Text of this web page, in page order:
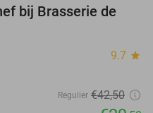
31%
bij Brasserie de
9.7 star
Regulier €42,50